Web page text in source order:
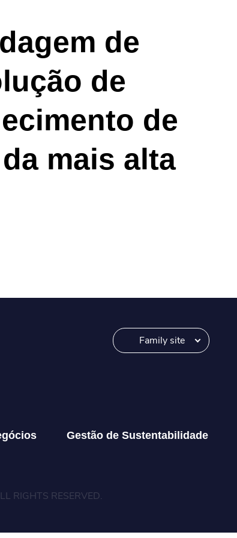
de
de
de
mais alta
Family site
Gestão de Sustentabilidade
RIGHTS RESERVED.